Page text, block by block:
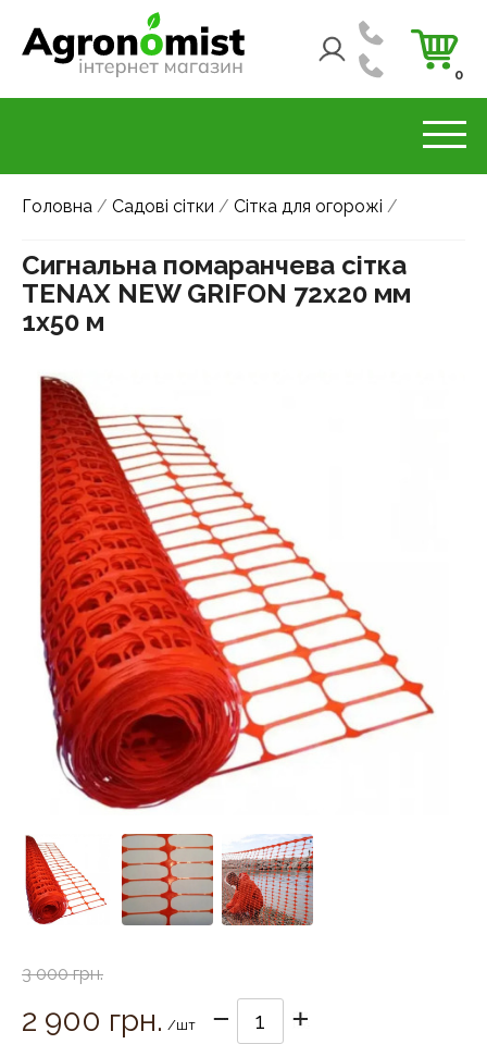
0
Головна / Садові сітки / Сітка для огорожі /
Сигнальна помаранчева сітка
TENAX NEW GRIFON 72х20 мм
1х50 м
3 000 грн.
2 900 грн. /шт